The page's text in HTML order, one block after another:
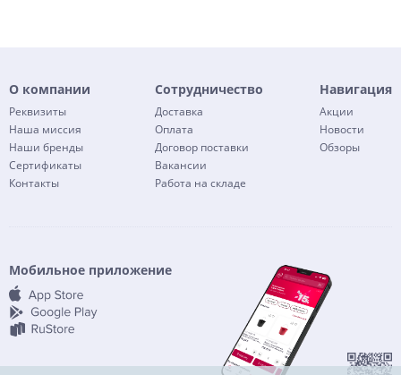
О компании
Реквизиты
Наша миссия
Наши бренды
Сертификаты
Контакты
Сотрудничество
Доставка
Оплата
Договор поставки
Вакансии
Работа на складе
Навигация
Акции
Новости
Обзоры
Мобильное приложение